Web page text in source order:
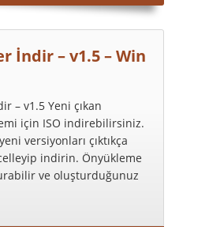
İndir – v1.5 – Win
– v1.5 Yeni çıkan
için ISO indirebilirsiniz.
versiyonları çıktıkça
indirin. Önyükleme
ve oluşturduğunuz